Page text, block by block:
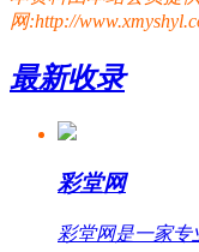
网:http://
最新收录
彩堂网
彩堂网是一家专